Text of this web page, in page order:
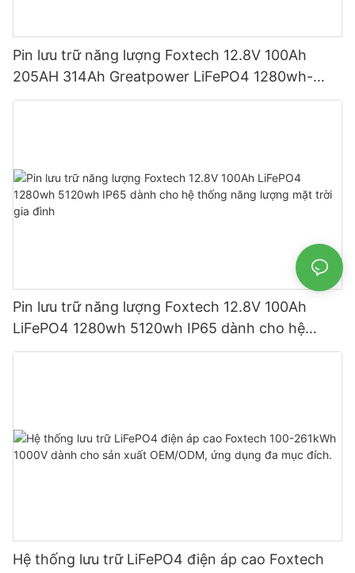
Pin lưu trữ năng lượng Foxtech 12.8V 100Ah
205AH 314Ah Greatpower LiFePO4 1280wh-
5120wh IP65
Pin lưu trữ năng lượng Foxtech 12.8V 100Ah
LiFePO4 1280wh 5120wh IP65 dành cho hệ
thống năng lượng mặt trời gia đình
Hệ thống lưu trữ LiFePO4 điện áp cao Foxtech